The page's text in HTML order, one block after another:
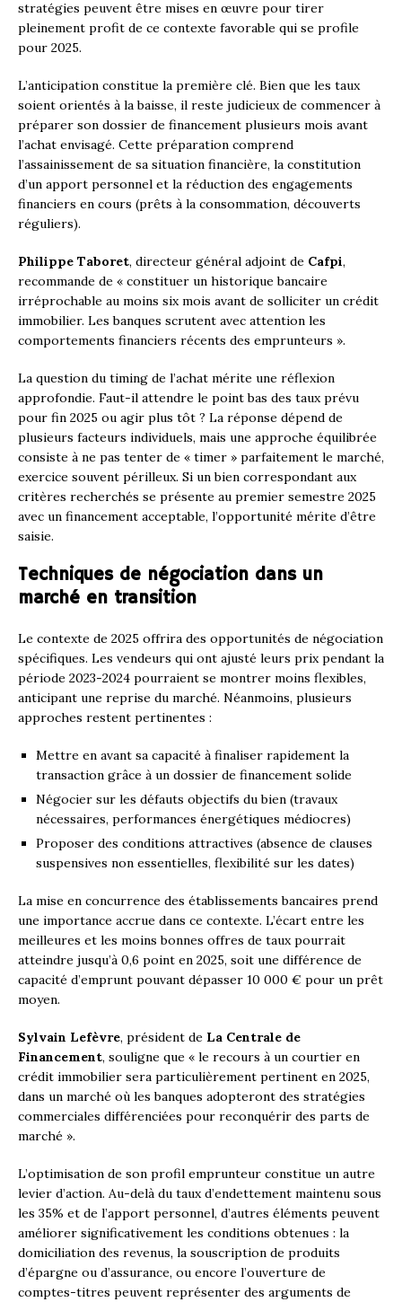
stratégies peuvent être mises en œuvre pour tirer
pleinement profit de ce contexte favorable qui se profile
pour 2025.
L’anticipation constitue la première clé. Bien que les taux
soient orientés à la baisse, il reste judicieux de commencer à
préparer son dossier de financement plusieurs mois avant
l’achat envisagé. Cette préparation comprend
l’assainissement de sa situation financière, la constitution
d’un apport personnel et la réduction des engagements
financiers en cours (prêts à la consommation, découverts
réguliers).
Philippe Taboret, directeur général adjoint de Cafpi,
recommande de « constituer un historique bancaire
irréprochable au moins six mois avant de solliciter un crédit
immobilier. Les banques scrutent avec attention les
comportements financiers récents des emprunteurs ».
La question du timing de l’achat mérite une réflexion
approfondie. Faut-il attendre le point bas des taux prévu
pour fin 2025 ou agir plus tôt ? La réponse dépend de
plusieurs facteurs individuels, mais une approche équilibrée
consiste à ne pas tenter de « timer » parfaitement le marché,
exercice souvent périlleux. Si un bien correspondant aux
critères recherchés se présente au premier semestre 2025
avec un financement acceptable, l’opportunité mérite d’être
saisie.
Techniques de négociation dans un
marché en transition
Le contexte de 2025 offrira des opportunités de négociation
spécifiques. Les vendeurs qui ont ajusté leurs prix pendant la
période 2023-2024 pourraient se montrer moins flexibles,
anticipant une reprise du marché. Néanmoins, plusieurs
approches restent pertinentes :
Mettre en avant sa capacité à finaliser rapidement la
transaction grâce à un dossier de financement solide
Négocier sur les défauts objectifs du bien (travaux
nécessaires, performances énergétiques médiocres)
Proposer des conditions attractives (absence de clauses
suspensives non essentielles, flexibilité sur les dates)
La mise en concurrence des établissements bancaires prend
une importance accrue dans ce contexte. L’écart entre les
meilleures et les moins bonnes offres de taux pourrait
atteindre jusqu’à 0,6 point en 2025, soit une différence de
capacité d’emprunt pouvant dépasser 10 000 € pour un prêt
moyen.
Sylvain Lefèvre, président de La Centrale de
Financement, souligne que « le recours à un courtier en
crédit immobilier sera particulièrement pertinent en 2025,
dans un marché où les banques adopteront des stratégies
commerciales différenciées pour reconquérir des parts de
marché ».
L’optimisation de son profil emprunteur constitue un autre
levier d’action. Au-delà du taux d’endettement maintenu sous
les 35% et de l’apport personnel, d’autres éléments peuvent
améliorer significativement les conditions obtenues : la
domiciliation des revenus, la souscription de produits
d’épargne ou d’assurance, ou encore l’ouverture de
comptes-titres peuvent représenter des arguments de